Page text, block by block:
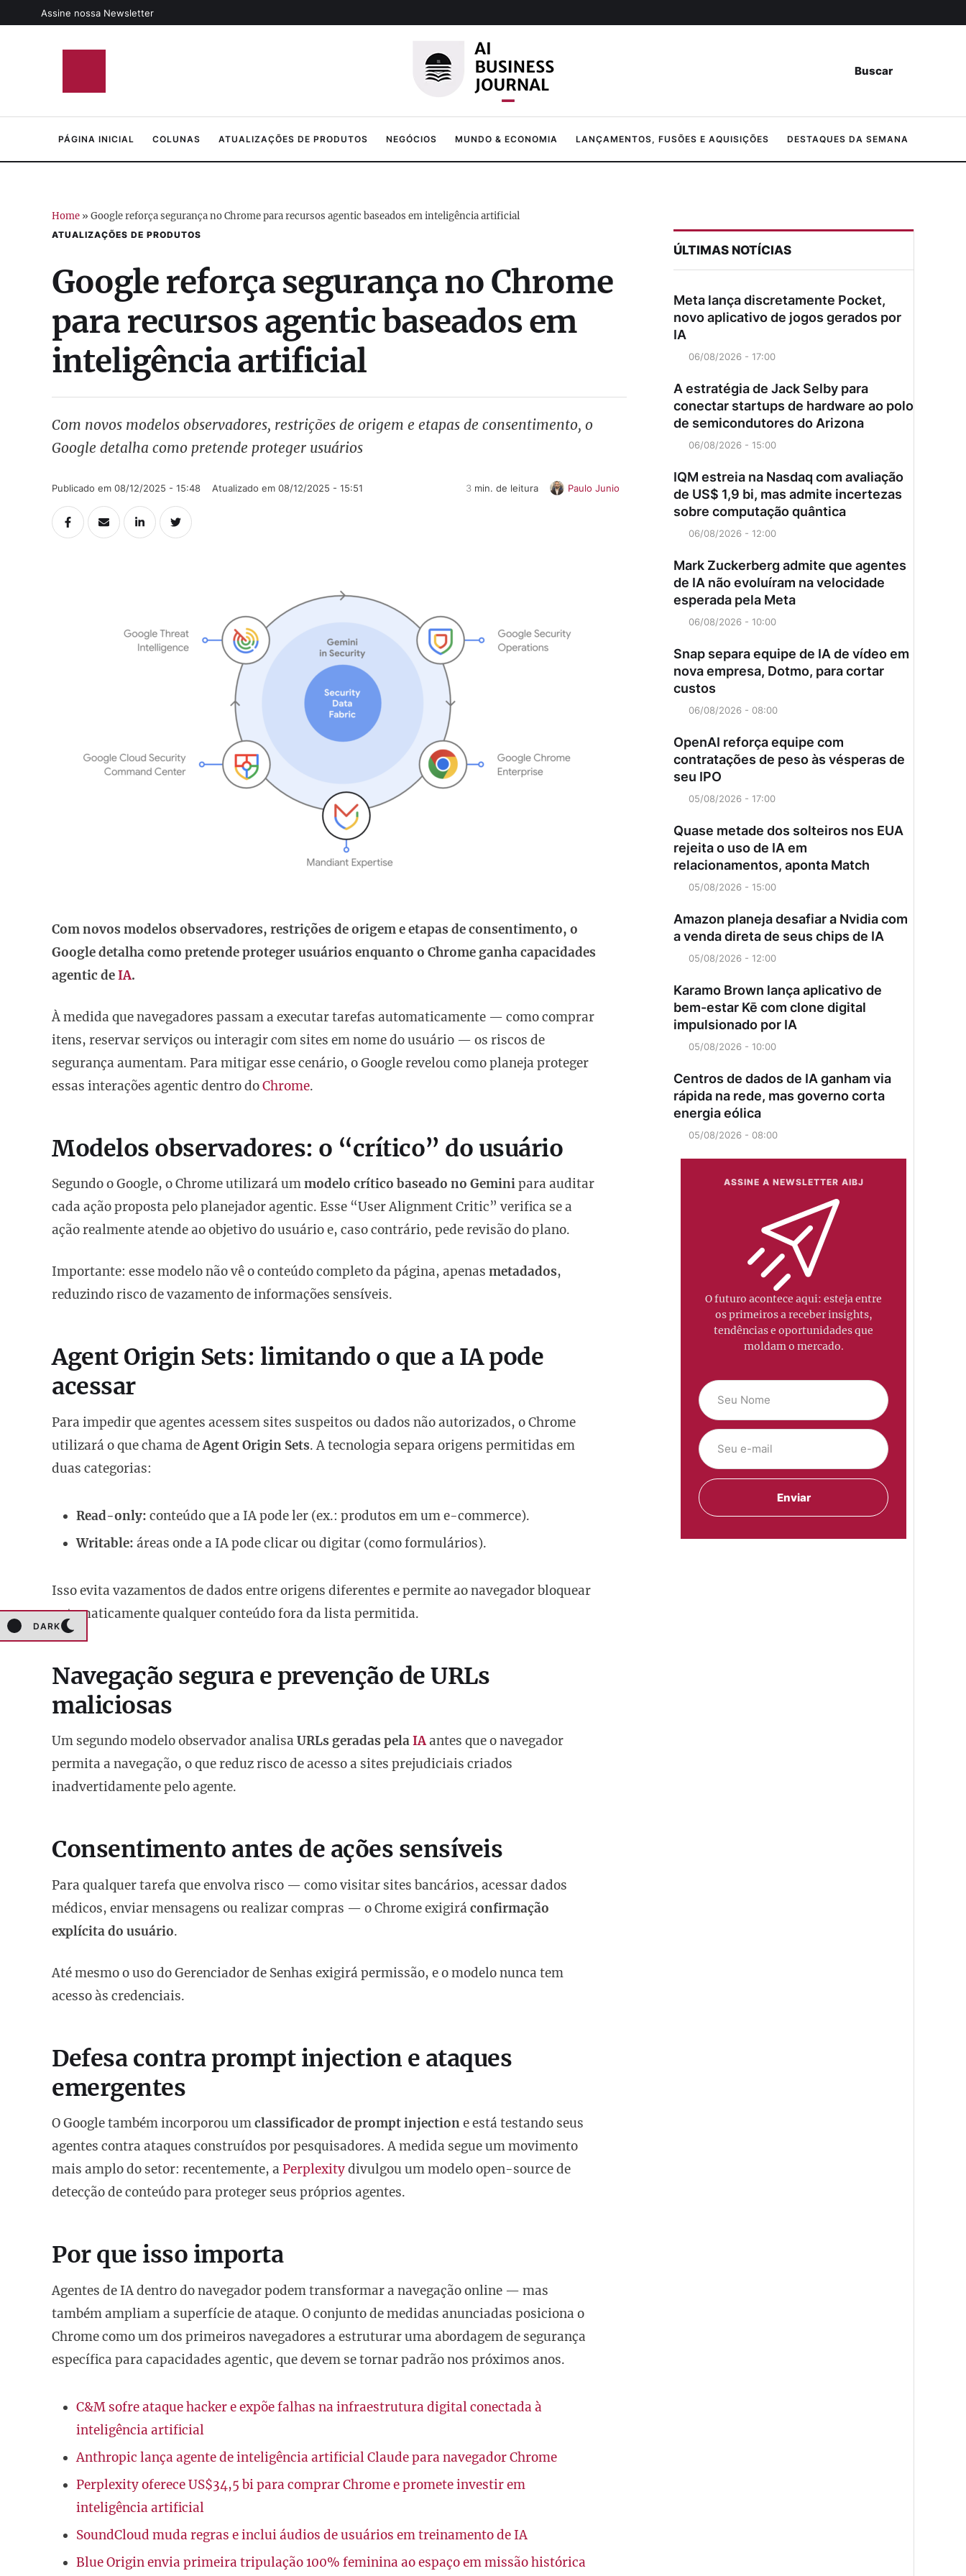
Assine nossa Newsletter
Buscar
DARK
PÁGINA INICIAL COLUNAS ATUALIZAÇÕES DE PRODUTOS NEGÓCIOS MUNDO & ECONOMIA LANÇAMENTOS, FUSÕES E AQUISIÇÕES DESTAQUES DA SEMANA
Home » Google reforça segurança no Chrome para recursos agentic baseados em inteligência artificial
ATUALIZAÇÕES DE PRODUTOS
Google reforça segurança no Chrome
para recursos agentic baseados em
inteligência artificial
Com novos modelos observadores, restrições de origem e etapas de consentimento, o
Google detalha como pretende proteger usuários
Publicado em 08/12/2025 - 15:48 Atualizado em 08/12/2025 - 15:51 3 min. de leitura Paulo Junio
Com novos modelos observadores, restrições de origem e etapas de consentimento, o
Google detalha como pretende proteger usuários enquanto o Chrome ganha capacidades
agentic deIA.
À medida que navegadores passam a executar tarefas automaticamente — como comprar
itens, reservar serviços ou interagir com sites em nome do usuário — os riscos de
segurança aumentam. Para mitigar esse cenário, o Google revelou como planeja proteger
essas interações agentic dentro doChrome.
Modelos observadores: o “crítico” do usuário
Segundo o Google, o Chrome utilizará ummodelo crítico baseado no Geminipara auditar
cada ação proposta pelo planejador agentic. Esse “User Alignment Critic” verifica se a
ação realmente atende ao objetivo do usuário e, caso contrário, pede revisão do plano.
Importante: esse modelo não vê o conteúdo completo da página, apenas metadados,
reduzindo risco de vazamento de informações sensíveis.
Agent Origin Sets: limitando o que a IA pode
acessar
Para impedir que agentes acessem sites suspeitos ou dados não autorizados, o Chrome
utilizará o que chama deAgent Origin Sets. A tecnologia separa origens permitidas em
duas categorias:
Read-only: conteúdo que a IA pode ler (ex.: produtos em um e-commerce).
Writable: áreas onde a IA pode clicar ou digitar (como formulários).
Isso evita vazamentos de dados entre origens diferentes e permite ao navegador bloquear
automaticamente qualquer conteúdo fora da lista permitida.
Navegação segura e prevenção de URLs
maliciosas
Um segundo modelo observador analisa URLs geradas pelaIAantes que o navegador
permita a navegação, o que reduz risco de acesso a sites prejudiciais criados
inadvertidamente pelo agente.
Consentimento antes de ações sensíveis
Para qualquer tarefa que envolva risco — como visitar sites bancários, acessar dados
médicos, enviar mensagens ou realizar compras — o Chrome exigirá confirmação
explícita do usuário.
Até mesmo o uso do Gerenciador de Senhas exigirá permissão, e o modelo nunca tem
acesso às credenciais.
Defesa contra prompt injection e ataques
emergentes
O Google também incorporou umclassificador de prompt injectione está testando seus
agentes contra ataques construídos por pesquisadores. A medida segue um movimento
mais amplo do setor: recentemente, a Perplexitydivulgou um modelo open-source de
detecção de conteúdo para proteger seus próprios agentes.
Por que isso importa
Agentes de IA dentro do navegador podem transformar a navegação online — mas
também ampliam a superfície de ataque. O conjunto de medidas anunciadas posiciona o
Chrome como um dos primeiros navegadores a estruturar uma abordagem de segurança
específica para capacidades agentic, que devem se tornar padrão nos próximos anos.
C&M sofre ataque hacker e expõe falhas na infraestrutura digital conectada à
inteligência artificial
Anthropic lança agente de inteligência artificial Claude para navegador Chrome
Perplexity oferece US$34,5 bi para comprar Chrome e promete investir em
inteligência artificial
SoundCloud muda regras e inclui áudios de usuários em treinamento de IA
Blue Origin envia primeira tripulação 100% feminina ao espaço em missão histórica
ÚLTIMAS NOTÍCIAS
Meta lança discretamente Pocket,
novo aplicativo de jogos gerados por
IA
06/08/2026 - 17:00
A estratégia de Jack Selby para
conectar startups de hardware ao polo
de semicondutores do Arizona
06/08/2026 - 15:00
IQM estreia na Nasdaq com avaliação
de US$ 1,9 bi, mas admite incertezas
sobre computação quântica
06/08/2026 - 12:00
Mark Zuckerberg admite que agentes
de IA não evoluíram na velocidade
esperada pela Meta
06/08/2026 - 10:00
Snap separa equipe de IA de vídeo em
nova empresa, Dotmo, para cortar
custos
06/08/2026 - 08:00
OpenAI reforça equipe com
contratações de peso às vésperas de
seu IPO
05/08/2026 - 17:00
Quase metade dos solteiros nos EUA
rejeita o uso de IA em
relacionamentos, aponta Match
05/08/2026 - 15:00
Amazon planeja desafiar a Nvidia com
a venda direta de seus chips de IA
05/08/2026 - 12:00
Karamo Brown lança aplicativo de
bem-estar Kē com clone digital
impulsionado por IA
05/08/2026 - 10:00
Centros de dados de IA ganham via
rápida na rede, mas governo corta
energia eólica
05/08/2026 - 08:00
ASSINE A NEWSLETTER AIBJ
O futuro acontece aqui: esteja entre
os primeiros a receber insights,
tendências e oportunidades que
moldam o mercado.